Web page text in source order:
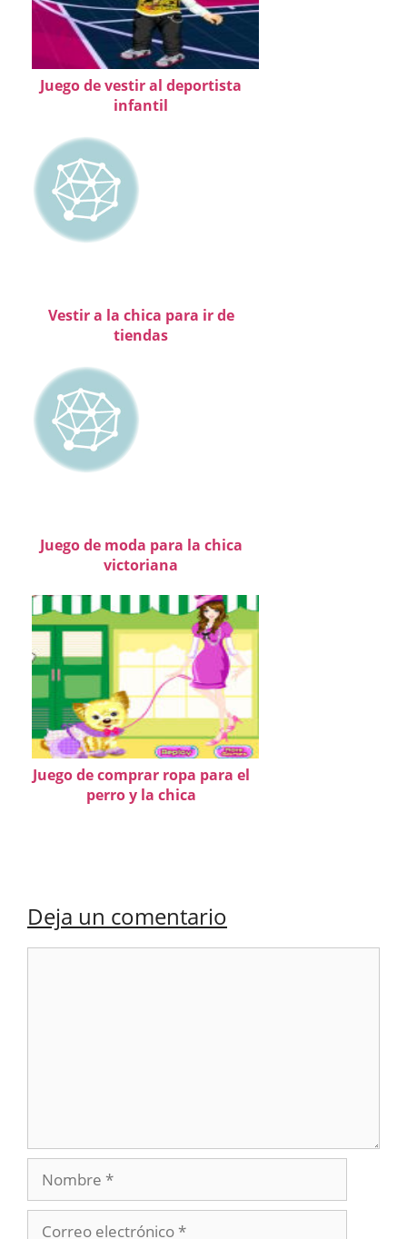
Juego de vestir al deportista
infantil
Vestir a la chica para ir de
tiendas
Juego de moda para la chica
victoriana
Juego de comprar ropa para el
perro y la chica
Deja un comentario
Nombre